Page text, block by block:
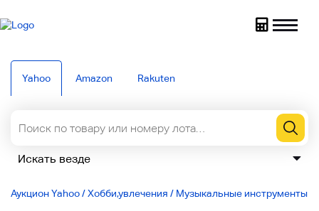
Yahoo Amazon Rakuten
Аукцион Yahoo/Хобби,увлечения / Музыкальные инструменты